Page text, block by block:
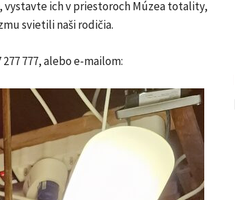
ich v priestoroch Múzea totality,
svietili naši rodičia.
777, alebo e-mailom: